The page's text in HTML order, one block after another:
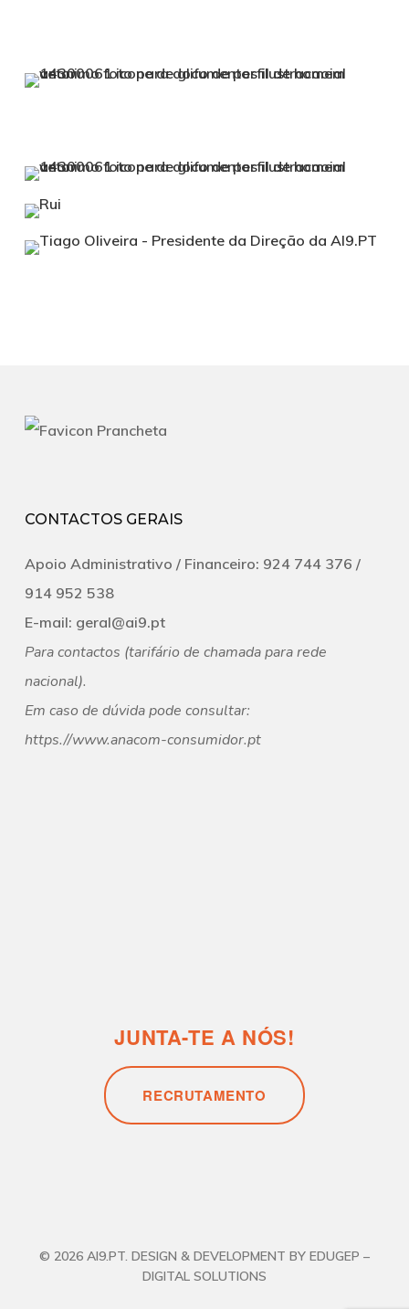
CONTACTOS GERAIS
Apoio Administrativo /Financeiro: 924 744 376 /
‭914 952 538‬
E-mail: geral@ai9.pt
Para contactos (tarifário de chamada para rede
nacional).
Em caso de dúvida pode consultar:
https.//www.anacom-consumidor.pt
© 2026 AI9.PT. DESIGN & DEVELOPMENT BY EDUGEP –
DIGITAL SOLUTIONS